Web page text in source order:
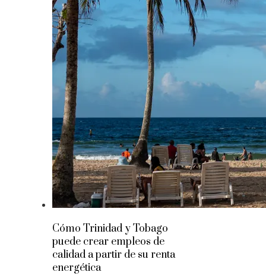
Cómo Trinidad y Tobago
puede crear empleos de
calidad a partir de su renta
energética